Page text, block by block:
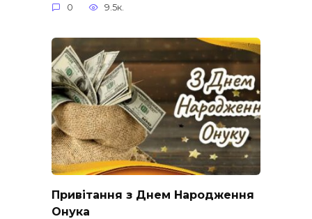
0 9.5к.
Привітання з Днем Народження
Онука